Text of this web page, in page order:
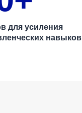
для усиления
навыков